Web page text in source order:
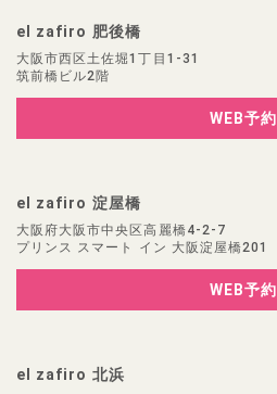
el zafiro 肥後橋
大阪市西区土佐堀1丁目1-31
筑前橋ビル2階
WEB予約
el zafiro 淀屋橋
大阪府大阪市中央区高麗橋4-2-7
プリンス スマート イン 大阪淀屋橋201
WEB予約
el zafiro 北浜